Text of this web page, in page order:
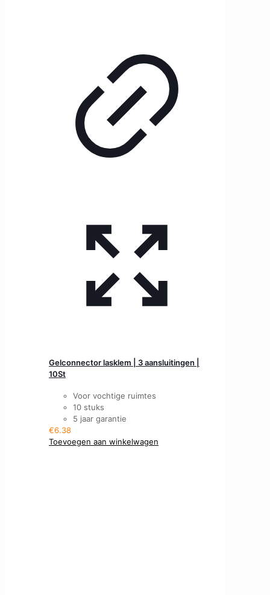
Gelconnector lasklem | 3 aansluitingen |
10St
Voor vochtige ruimtes
10 stuks
5 jaar garantie
€6.38
Toevoegen aan winkelwagen